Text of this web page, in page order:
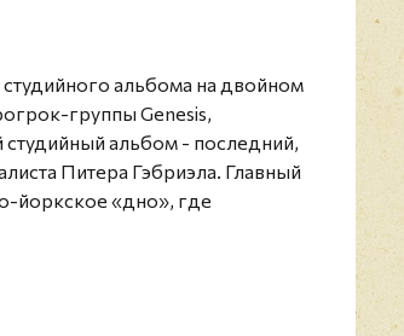
альбома на двойном
группы Genesis,
альбом - последний,
Питера Гэбриэла. Главный
йоркское «дно», где
прогрессивного рока. Группа